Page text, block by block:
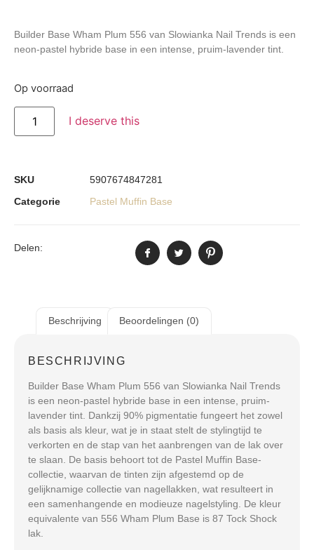
Builder Base Wham Plum 556 van Slowianka Nail Trends is een
neon-pastel hybride base in een intense, pruim-lavender tint.
Op voorraad
I deserve this
SKU
5907674847281
Categorie
Pastel Muffin Base
Delen:
Beschrijving Beoordelingen (0)
BESCHRIJVING
Builder Base Wham Plum 556 van Slowianka Nail Trends
is een neon-pastel hybride base in een intense, pruim-
lavender tint. Dankzij 90% pigmentatie fungeert het zowel
als basis als kleur, wat je in staat stelt de stylingtijd te
verkorten en de stap van het aanbrengen van de lak over
te slaan. De basis behoort tot de Pastel Muffin Base-
collectie, waarvan de tinten zijn afgestemd op de
gelijknamige collectie van nagellakken, wat resulteert in
een samenhangende en modieuze nagelstyling. De kleur
equivalente van 556 Wham Plum Base is 87 Tock Shock
lak.